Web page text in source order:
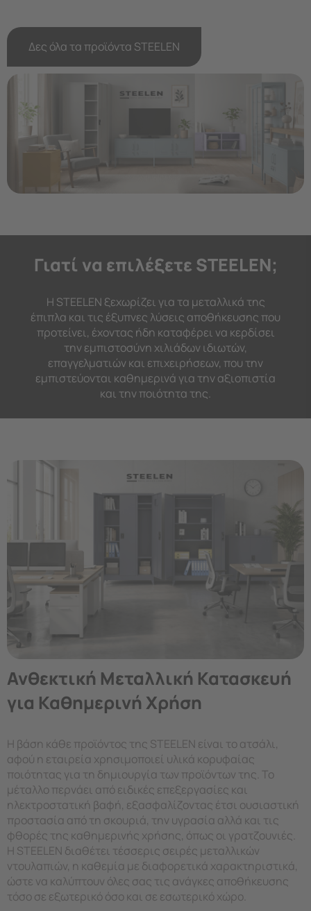
Δες όλα τα προϊόντα STEELEN
Γιατί να επιλέξετε STEELEN;
Η STEELEN ξεχωρίζει για τα μεταλλικά της
έπιπλα και τις έξυπνες λύσεις αποθήκευσης που
προτείνει, έχοντας ήδη καταφέρει να κερδίσει
την εμπιστοσύνη χιλιάδων ιδιωτών,
επαγγελματιών και επιχειρήσεων, που την
εμπιστεύονται καθημερινά για την αξιοπιστία
και την ποιότητα της.
Ανθεκτική Μεταλλική Κατασκευή
για Καθημερινή Χρήση
Η βάση κάθε προϊόντος της STEELEN είναι το ατσάλι,
αφού η εταιρεία χρησιμοποιεί υλικά κορυφαίας
ποιότητας για τη δημιουργία των προϊόντων της. Το
μέταλλο περνάει από ειδικές επεξεργασίες και
ηλεκτροστατική βαφή, εξασφαλίζοντας έτσι ουσιαστική
προστασία από τη σκουριά, την υγρασία αλλά και τις
φθορές της καθημερινής χρήσης, όπως οι γρατζουνιές.
Η STEELEN διαθέτει τέσσερις σειρές μεταλλικών
ντουλαπιών, η καθεμία με διαφορετικά χαρακτηριστικά,
ώστε να καλύπτουν όλες σας τις ανάγκες αποθήκευσης
τόσο σε εξωτερικό όσο και σε εσωτερικό χώρο.